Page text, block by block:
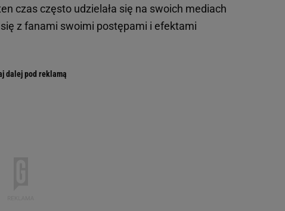
czas często udzielała się na swoich mediach
z fanami swoimi postępami i efektami